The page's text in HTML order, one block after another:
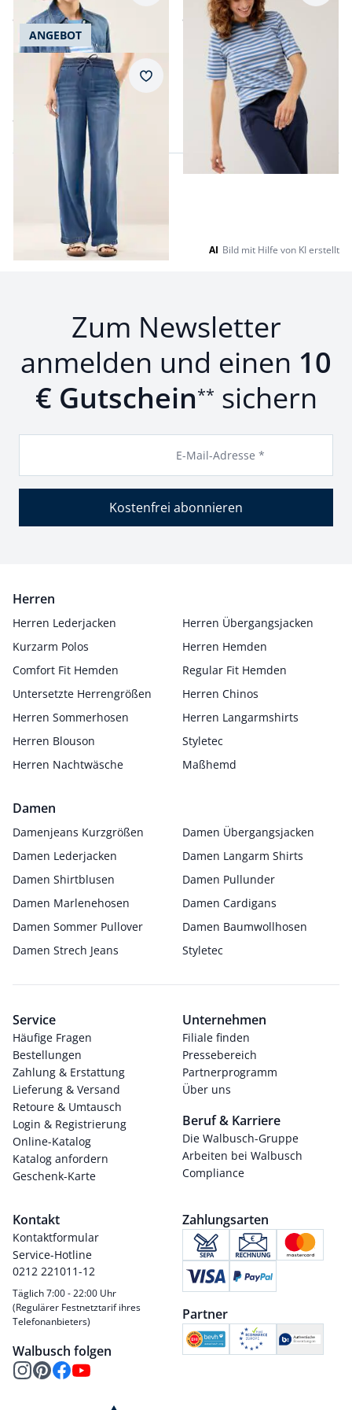
ab
€ 79,99
ab
€ 39,99
Passform Regular Fit.
ANGEBOT
Regular Fit
Kombi Denim
ab
€ 99,99
Merkzettel
AI Bild mit Hilfe von KI erstellt
Zum Newsletter
anmelden und einen 10
€ Gutschein** sichern
E-Mail-Adresse *
Kostenfrei abonnieren
Herren
Herren Lederjacken
Herren Übergangsjacken
Kurzarm Polos
Herren Hemden
Comfort Fit Hemden
Regular Fit Hemden
Untersetzte Herrengrößen
Herren Chinos
Herren Sommerhosen
Herren Langarmshirts
Herren Blouson
Styletec
Herren Nachtwäsche
Maßhemd
Damen
Damenjeans Kurzgrößen
Damen Übergangsjacken
Damen Lederjacken
Damen Langarm Shirts
Damen Shirtblusen
Damen Pullunder
Damen Marlenehosen
Damen Cardigans
Damen Sommer Pullover
Damen Baumwollhosen
Damen Strech Jeans
Styletec
Service
Häufige Fragen
Bestellungen
Zahlung & Erstattung
Lieferung & Versand
Retoure & Umtausch
Login & Registrierung
Online-Katalog
Katalog anfordern
Geschenk-Karte
Unternehmen
Filiale finden
Pressebereich
Partnerprogramm
Über uns
Beruf & Karriere
Die Walbusch-Gruppe
Arbeiten bei Walbusch
Compliance
Kontakt
Kontaktformular
Service-Hotline
0212 221011-12
Täglich 7:00 - 22:00 Uhr
(Regulärer Festnetztarif ihres
Telefonanbieters)
Walbusch folgen
Zahlungsarten
Partner